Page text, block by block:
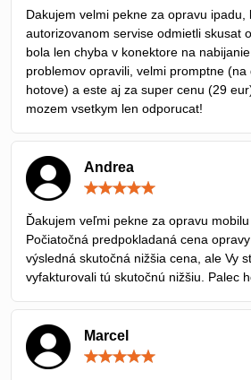
5
Dakujem velmi pekne za opravu ipadu,
autorizovanom servise odmietli skusat
bola len chyba v konektore na
problemov opravili, velmi promptne
hotove) a este aj za super cenu (29
mozem vsetkym len odporucat!
Andrea
5
Ďakujem veľmi pekne za opravu
Počiatočná predpokladaná cena
výsledná skutočná nižšia cena, ale Vy
vyfakturovali tú skutočnú nižšiu. Palec
Marcel